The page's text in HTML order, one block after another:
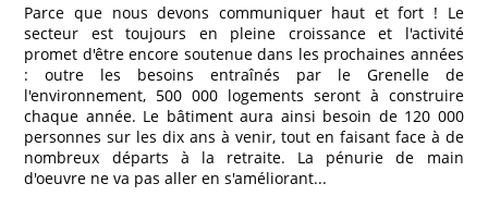
Parce que nous devons communiquer haut et fort ! Le
secteur est toujours en pleine croissance et l'activité
promet d'être encore soutenue dans les prochaines années
: outre les besoins entraînés par le Grenelle de
l'environnement, 500 000 logements seront à construire
chaque année. Le bâtiment aura ainsi besoin de 120 000
personnes sur les dix ans à venir, tout en faisant face à de
nombreux départs à la retraite. La pénurie de main
d'oeuvre ne va pas aller en s'améliorant...